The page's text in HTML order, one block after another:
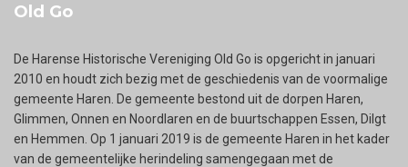
Old Go
De Harense Historische Vereniging Old Go is opgericht in januari
2010 en houdt zich bezig met de geschiedenis van de voormalige
gemeente Haren. De gemeente bestond uit de dorpen Haren,
Glimmen, Onnen en Noordlaren en de buurtschappen Essen, Dilgt
en Hemmen. Op 1 januari 2019 is de gemeente Haren in het kader
van de gemeentelijke herindeling samengegaan met de